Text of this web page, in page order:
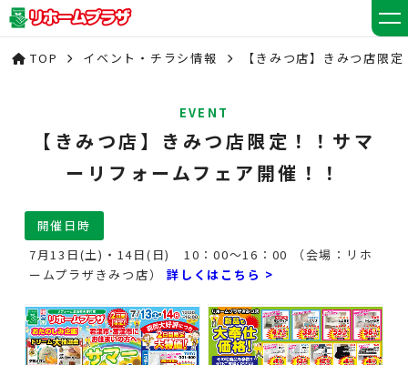
TOP イベント・チラシ情報 【きみつ店】きみつ店限
EVENT
【きみつ店】きみつ店限定！！サマ
ーリフォームフェア開催！！
開催日時
7月13日(土)・14日(日) 10：00～16：00 （会場：リホ
ームプラザきみつ店）詳しくはこちら >